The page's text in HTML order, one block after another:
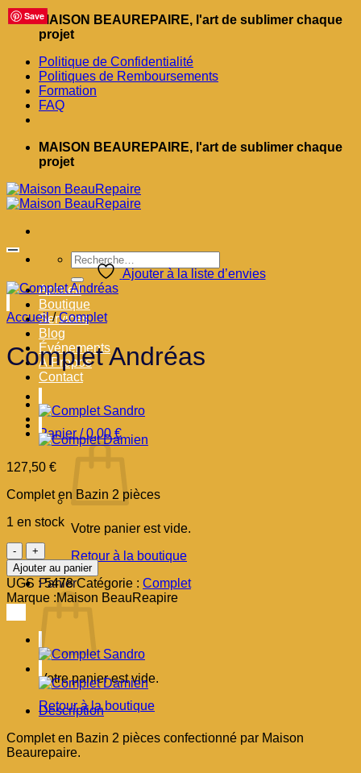
PasserMAISON BEAUREPAIRE, l'art de sublimer chaque
projet
Politique de Confidentialité
Politiques de Remboursements
Formation
FAQ
MAISON BEAUREPAIRE, l'art de sublimer chaque
projet
Recherche
pour :
Accueil
Boutique
Services
Blog
Événements
À Propos
Contact
Panier /0,00 €
Votre panier est vide.
Retour à la boutique
Panier
Votre panier est vide.
Retour à la boutique
Save
Ajouter à la liste d’envies
Accueil / Complet
Complet Andréas
127,50 €
Complet en Bazin 2 pièces
1 en stock
quantité
de
Complet
Andréas
Ajouter au panier
UGS :5478 Catégorie : Complet
Marque :Maison BeauReapire
Description
Complet en Bazin 2 pièces confectionné par Maison
Beaurepaire.
Save
Save
Save
Save
Save
Save
Save
Save